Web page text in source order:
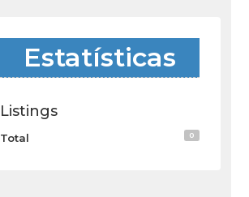
Estatísticas
Listings
Total 0